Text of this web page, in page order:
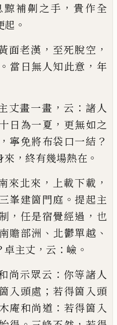
黥補劓之手 ， 貴作全
起 。
面老漢 ， 至死脫空 ，
。 當日無人知此意 ， 年
丈畫一畫 ， 云 ： 諸人
日為一夏 ， 更無如之
， 寧免將布袋口一結 ？
來 ， 終有幾場熱在 。
來北來 ， 上載下載 ，
三峯建箇門庭 。提起主
， 任是宿覺經過 ， 也
贍部洲 、 北鬱單越 、
卓主丈 ， 云 ： 嶮 。
尚示眾云 ： 你等諸人
入頭處 ； 若得箇入頭
庵和尚道 ： 若得箇入